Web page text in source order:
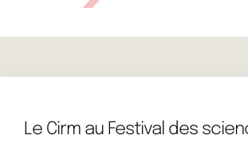
Le Cirm au Festival des